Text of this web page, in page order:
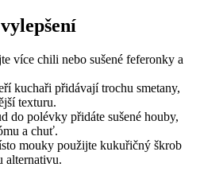
více chili nebo sušené feferonky a
kuchaři přidávají trochu smetany,
texturu.
do polévky přidáte sušené houby,
a chuť.
mouky použijte kukuřičný škrob
alternativu.